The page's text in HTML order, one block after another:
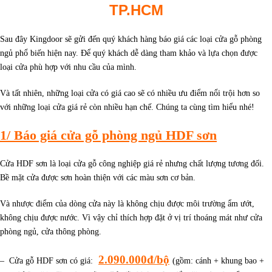
TP.HCM
Sau đây Kingdoor sẽ gửi đến quý khách hàng báo giá các loại cửa gỗ phòng
ngủ phổ biến hiện nay. Để quý khách dễ dàng tham khảo và lựa chọn được
loại cửa phù hợp với nhu cầu của mình.
Và tất nhiên, những loại cửa có giá cao sẽ có nhiều ưu điểm nổi trội hơn so
với những loại cửa giá rẻ còn nhiều hạn chế. Chúng ta cùng tìm hiểu nhé!
1/ Báo giá cửa gỗ phòng ngủ HDF sơn
Cửa HDF sơn là loại cửa gỗ công nghiệp giá rẻ nhưng chất lượng tương đối.
Bề mặt cửa được sơn hoàn thiện với các màu sơn cơ bản.
Và nhược điểm của dòng cửa này là không chịu được môi trường ẩm ướt,
không chịu được nước. Vì vậy chỉ thích hợp đặt ở vị trí thoáng mát như cửa
phòng ngủ, cửa thông phòng.
– Cửa gỗ HDF sơn có giá: 2.090.000đ/bộ (gồm: cánh + khung bao +